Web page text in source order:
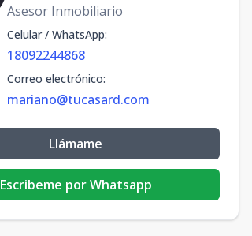
Asesor Inmobiliario
Celular / WhatsApp:
18092244868
Correo electrónico:
mariano@tucasard.com
Llámame
Escribeme por Whatsapp